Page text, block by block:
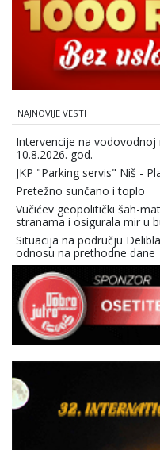
NAJNOVIJE VESTI
Intervencije na
10.8.2026. god.
JKP "Parking servis" Niš -
Pretežno sunčano i toplo
Vučićev geopolitički šah-
stranama i osigurala mir u
Situacija na području
odnosu na prethodne dane